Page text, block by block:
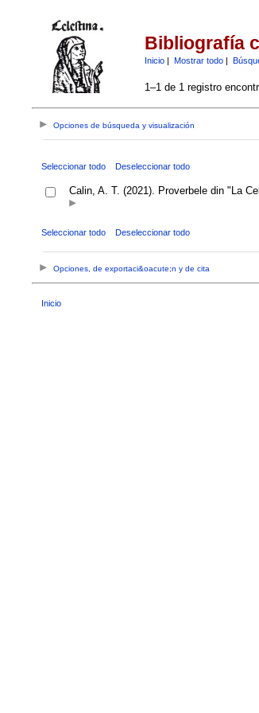
Bibliografía
Inicio| Mostrar todo|
1–1 de 1 registro
Opciones de búsqueda y visualización
Seleccionar todo Deseleccionar todo
Calin, A. T. (2021). Proverbele din "La
Seleccionar todo Deseleccionar todo
Opciones, de exportaci&oacute;n y de cita
Inicio